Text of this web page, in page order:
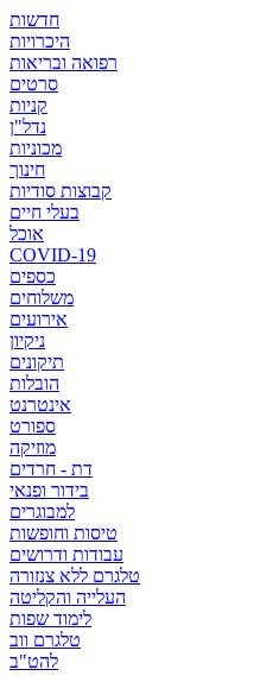
חדשות
היכרויות
רפואה ובריאות
סרטים
קניות
נדל"ן
מכוניות
חינוך
קבוצות סודיות
בעלי חיים
אוכל
COVID-19
כספים
משלוחים
אירועים
ניקיון
תיקונים
הובלות
אינטרנט
ספורט
מוזיקה
דת - חרדים
בידור ופנאי
למבוגרים
טיסות וחופשות
עבודות ודרושים
טלגרם ללא צנזורה
העלייה והקליטה
לימוד שפות
טלגרם ווב
להט"ב